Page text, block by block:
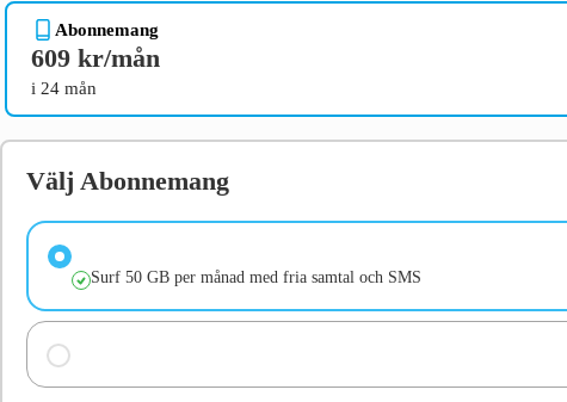
Abonnemang
609 kr/mån
i 24 mån
Välj Abonnemang
Surf 50 GB per månad med fria samtal och SMS